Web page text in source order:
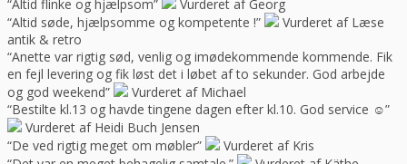
“Altid flinke og hjælpsom”
Vurderet af Georg
“Altid søde, hjælpsomme og kompetente !”
Vurderet af Læse
antik & retro
“Anette var rigtig sød, venlig og imødekommende kommende. Fik
en fejl levering og fik løst det i løbet af to sekunder. God arbejde
og god weekend”
Vurderet af Michael
“Bestilte kl.13 og havde tingene dagen efter kl.10. God service ☺”
Vurderet af Heidi Buch Jensen
“De ved rigtig meget om møbler”
Vurderet af Kris